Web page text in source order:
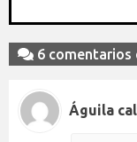
6 comentarios
Águila